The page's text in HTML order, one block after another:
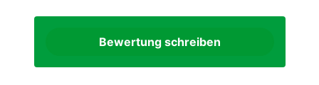
Bewertung schreiben